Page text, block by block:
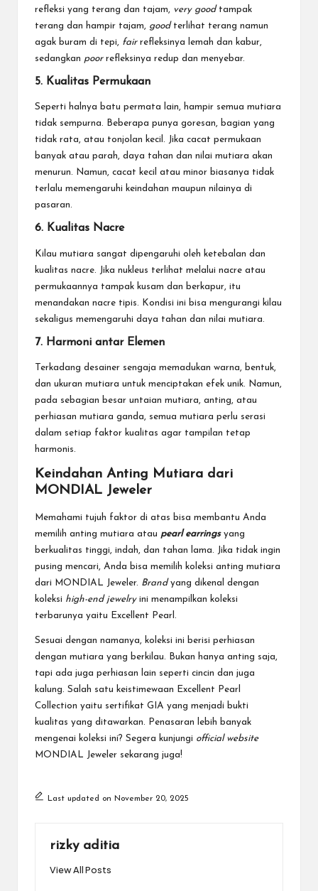
refleksi yang terang dan tajam, very goodtampak
terang dan hampir tajam, goodterlihat terang namun
agak buram di tepi, fairrefleksinya lemah dan kabur,
sedangkan poorrefleksinya redup dan menyebar.
5. Kualitas Permukaan
Seperti halnya batu permata lain, hampir semua mutiara
tidak sempurna. Beberapa punya goresan, bagian yang
tidak rata, atau tonjolan kecil. Jika cacat permukaan
banyak atau parah, daya tahan dan nilai mutiara akan
menurun. Namun, cacat kecil atau minor biasanya tidak
terlalu memengaruhi keindahan maupun nilainya di
pasaran.
6. Kualitas Nacre
Kilau mutiara sangat dipengaruhi oleh ketebalan dan
kualitas nacre. Jika nukleus terlihat melalui nacre atau
permukaannya tampak kusam dan berkapur, itu
menandakan nacre tipis. Kondisi ini bisa mengurangi kilau
sekaligus memengaruhi daya tahan dan nilai mutiara.
7. Harmoni antar Elemen
Terkadang desainer sengaja memadukan warna, bentuk,
dan ukuran mutiara untuk menciptakan efek unik. Namun,
pada sebagian besar untaian mutiara, anting, atau
perhiasan mutiara ganda, semua mutiara perlu serasi
dalam setiap faktor kualitas agar tampilan tetap
harmonis.
Keindahan Anting Mutiara dari
MONDIAL Jeweler
Memahami tujuh faktor di atas bisa membantu Anda
memilih anting mutiara atau pearl earrings yang
berkualitas tinggi, indah, dan tahan lama. Jika tidak ingin
pusing mencari, Anda bisa memilih koleksi anting mutiara
dari MONDIAL Jeweler. Brand yang dikenal dengan
koleksi high-end jewelry ini menampilkan koleksi
terbarunya yaitu Excellent Pearl.
Sesuai dengan namanya, koleksi ini berisi perhiasan
dengan mutiara yang berkilau. Bukan hanya anting saja,
tapi ada juga perhiasan lain seperti cincin dan juga
kalung. Salah satu keistimewaan Excellent Pearl
Collection yaitu sertifikat GIA yang menjadi bukti
kualitas yang ditawarkan. Penasaran lebih banyak
mengenai koleksi ini? Segera kunjungi official website
MONDIAL Jeweler sekarang juga!
Last updated on November 20, 2025
rizky aditia
View All Posts